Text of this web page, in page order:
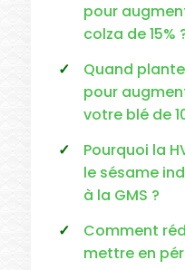
pour
colza de 15%
Quand
pour
votre blé de
Pourquoi la
le sésame
à la GMS ?
Comment
mettre en